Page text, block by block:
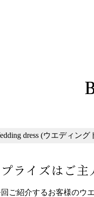
dress (ウエディング
ライズはご主
ご紹介するお客様のウ